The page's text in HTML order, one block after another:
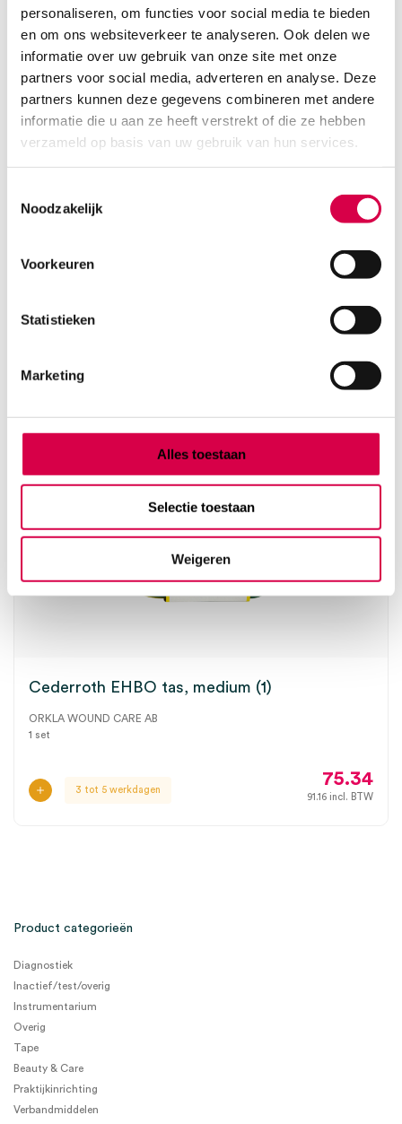
personaliseren, om functies voor social media te bieden
en om ons websiteverkeer te analyseren. Ook delen we
informatie over uw gebruik van onze site met onze
partners voor social media, adverteren en analyse. Deze
partners kunnen deze gegevens combineren met andere
informatie die u aan ze heeft verstrekt of die ze hebben
verzameld op basis van uw gebruik van hun services.
Noodzakelijk
Voorkeuren
Statistieken
Marketing
Alles toestaan
Selectie toestaan
Weigeren
Cederroth EHBO tas, klein (1)
1 set
3 tot 5 werkdagen
20.77
incl. BTW
Cederroth EHBO tas, medium (1)
ORKLA WOUND CARE AB
1 set
3 tot 5 werkdagen
75.34
91.16 incl. BTW
Product categorieën
Diagnostiek
Inactief/test/overig
Instrumentarium
Overig
Tape
Beauty & Care
Praktijkinrichting
Verbandmiddelen